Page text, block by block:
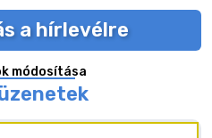
a hírlevélre
módosítása